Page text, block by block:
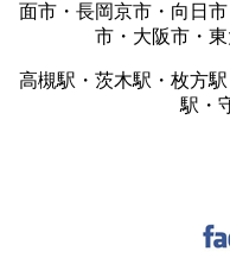
面市・長岡京市・向日
市・大阪市・
高槻駅・茨木駅・枚方
駅・